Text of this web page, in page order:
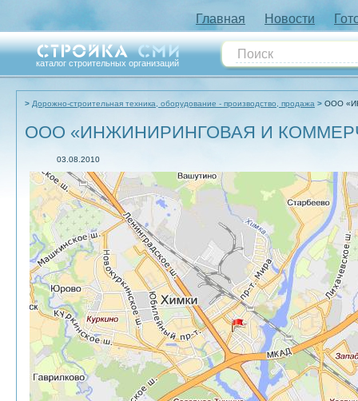
Главная Новости
каталог строительных организаций
Дорожно-строительная техника, оборудование - производство, продажа ООО
ООО «ИНЖИНИРИНГОВАЯ И
03.08.2010